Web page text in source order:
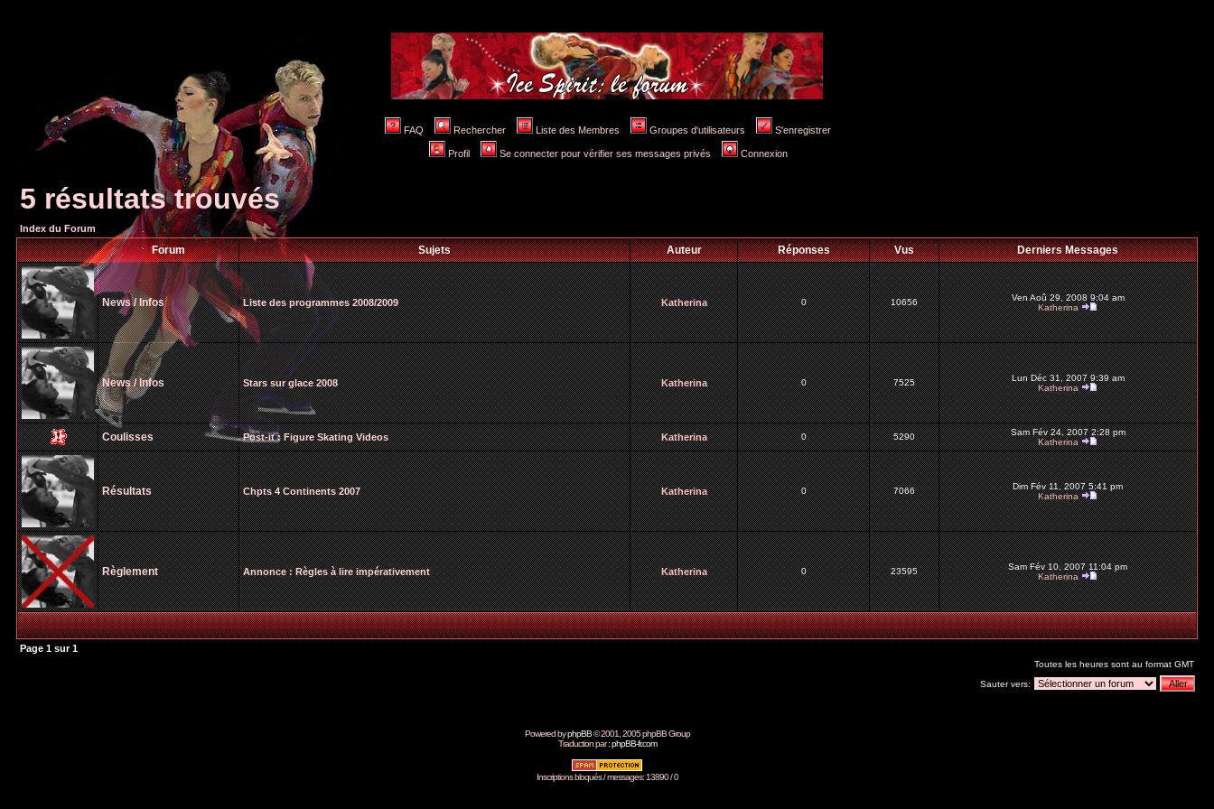
FAQ Rechercher Liste des Membres Groupes d'utilisateurs S'enregistrer
Profil Se connecter pour vérifier ses messages privés Connexion
5 résultats trouvés
Index du Forum
Forum Sujets Auteur Réponses Vus Derniers Messages
News / Infos Liste des programmes 2008/2009 Katherina 0 10656
Ven Aoû 29, 2008 9:04 am
Katherina
News / Infos Stars sur glace 2008 Katherina 0 7525
Lun Déc 31, 2007 9:39 am
Katherina
Coulisses Post-it : Figure Skating Videos Katherina 0 5290
Sam Fév 24, 2007 2:28 pm
Katherina
Résultats Chpts 4 Continents 2007 Katherina 0 7066
Dim Fév 11, 2007 5:41 pm
Katherina
Règlement Annonce : Règles à lire impérativement Katherina 0 23595
Sam Fév 10, 2007 11:04 pm
Katherina
Page 1 sur1
Toutes les heures sont au format GMT
Sauter vers:
Powered byphpBB© 2001, 2005 phpBB Group
Traduction par :phpBB-fr.com
Inscriptions bloqués / messages: 13890 / 0